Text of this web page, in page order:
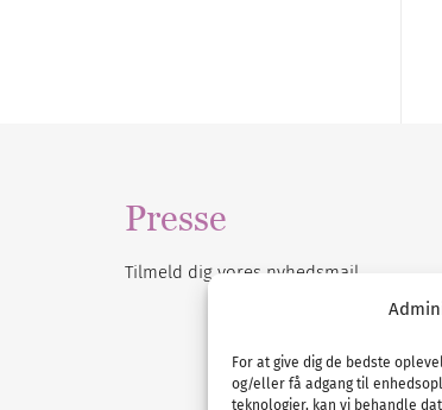
For at give dig de bedste
og/eller få adgang til
teknologier, kan vi behandle
Presse
Tilmeld dig vores nyhedsmail